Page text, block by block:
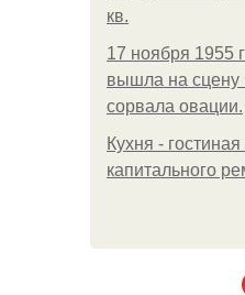
кв.
17 ноября 1955
вышла на сцену
сорвала овации.
Кухня -
капитального